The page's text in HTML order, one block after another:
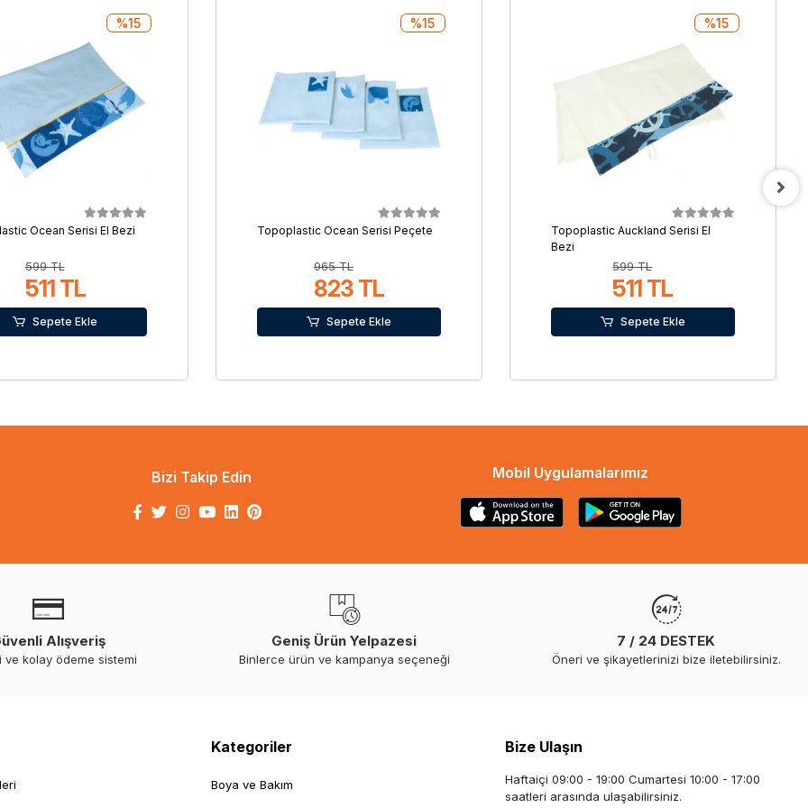
Ocean Serisi El Bezi
599 TL
511 TL
%15
Sepete Ekle
Topoplastic Ocean Serisi Peçete
965 TL
823 TL
%15
Sepete Ekle
Topoplastic Auckland Serisi El
Bezi
599 TL
511 TL
%15
Sepete Ekle
Bizi Takip Edin Mobil Uygulamalarımız
Alışveriş
ve kolay ödeme sistemi
Geniş Ürün Yelpazesi
Binlerce ürün ve kampanya seçeneği
7 / 24 DESTEK
Öneri ve şikayetlerinizi bize iletebilirsiniz.
Kategoriler
Boya ve Bakım
Bize Ulaşın
Haftaiçi 09:00 - 19:00 Cumartesi 10:00 - 17:00
saatleri arasında ulaşabilirsiniz.